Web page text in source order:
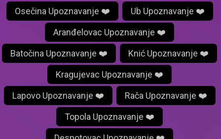
Osečina Upoznavanje ❤️ Ub Upoznavanje ❤️
Aranđelovac Upoznavanje ❤️
Batočina Upoznavanje ❤️ Knić Upoznavanje ❤️
Kragujevac Upoznavanje ❤️
Lapovo Upoznavanje ❤️ Rača Upoznavanje ❤️
Topola Upoznavanje ❤️